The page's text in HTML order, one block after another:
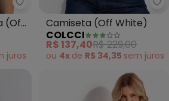
Colcci - Camiseta em Malha
(Off
juros
Camiseta (Off White)
COLCCI
R$ 137,40R$ 229,00
ou 4x de R$ 34,35 sem juros